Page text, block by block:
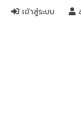
เข้าสู่ระบบ